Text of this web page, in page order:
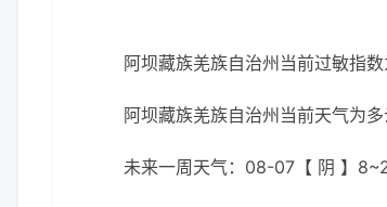
阿坝藏族羌族自治州当前过敏指数
阿坝藏族羌族自治州当前天气为
未来一周天气：08-07【 阴 】